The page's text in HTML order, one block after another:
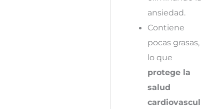
ansiedad.
Contiene
pocas grasas,
lo que
protege la
salud
cardiovascul